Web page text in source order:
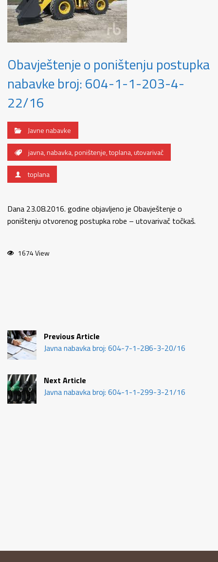
Obavještenje o poništenju postupka
nabavke broj: 604-1-1-203-4-
22/16
Javne nabavke
javna,nabavka,poništenje,toplana,utovarivač
toplana
Dana 23.08.2016. godine objavljeno je Obavještenje o
poništenju otvorenog postupka robe – utovarivač točkaš.
1674 View
Previous Article
Javna nabavka broj: 604-7-1-286-3-20/16
Next Article
Javna nabavka broj: 604-1-1-299-3-21/16